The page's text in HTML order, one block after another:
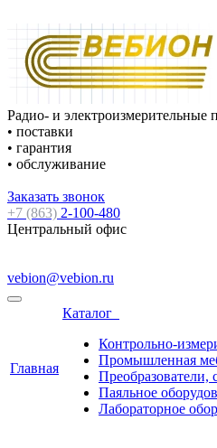
Радио- и электроизмерительные
• поставки
• гарантия
• обслуживание
Заказать звонок
+7 (863) 2-100-480
Центральный офис
vebion@vebion.ru
Главная
Каталог
Контрольно-
Промышленная
Паяльное
Лабораторное